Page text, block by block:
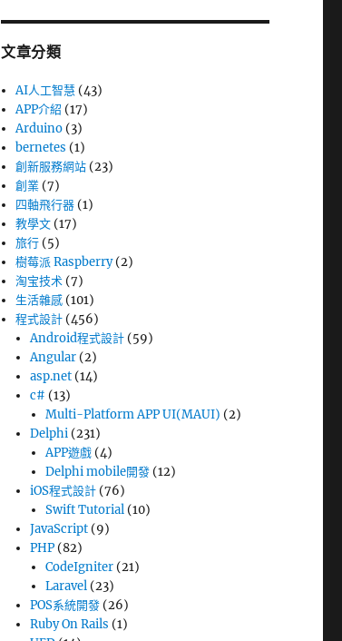
文章分類
AI人工智慧 (43)
APP介紹 (17)
Arduino (3)
bernetes (1)
創新服務網站 (23)
創業 (7)
四軸飛行器 (1)
教學文 (17)
旅行 (5)
樹莓派 Raspberry(2)
淘宝技术 (7)
生活雜感 (101)
程式設計 (456)
Android程式設計 (59)
Angular (2)
asp.net (14)
c# (13)
Multi-Platform APP UI(MAUI) (2)
Delphi (231)
APP遊戲(4)
Delphi mobile開發(12)
iOS程式設計 (76)
Swift Tutorial(10)
JavaScript (9)
PHP (82)
CodeIgniter(21)
Laravel(23)
POS系統開發 (26)
Ruby On Rails (1)